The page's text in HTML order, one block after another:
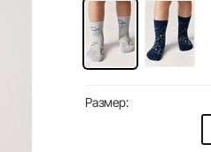
Размер: